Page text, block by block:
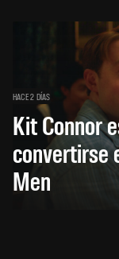
HACE 2 DÍAS
Kit Connor
convertirse
Men